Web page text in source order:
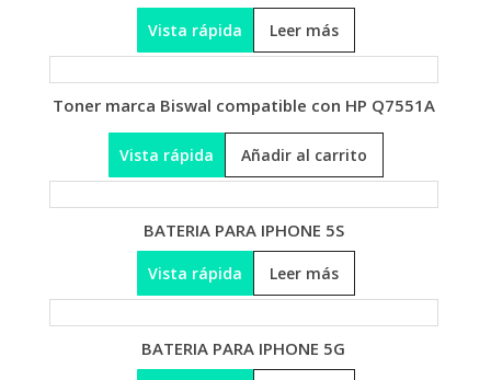
Leer más
Vista rápida
Toner marca Biswal compatible con HP Q7551A
Añadir al carrito
Vista rápida
BATERIA PARA IPHONE 5S
Leer más
Vista rápida
BATERIA PARA IPHONE 5G